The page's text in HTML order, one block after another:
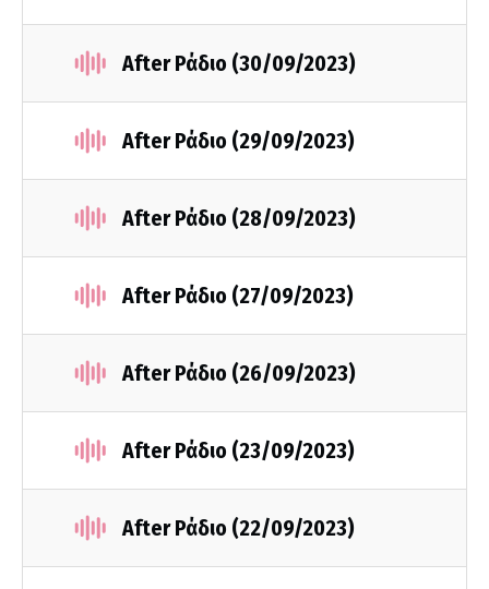
After Ράδιο (30/09/2023)
After Ράδιο (29/09/2023)
After Ράδιο (28/09/2023)
After Ράδιο (27/09/2023)
After Ράδιο (26/09/2023)
After Ράδιο (23/09/2023)
After Ράδιο (22/09/2023)